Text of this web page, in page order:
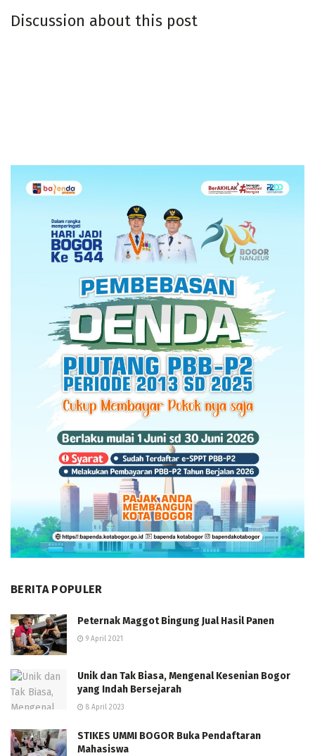
Discussion about this post
BERITA POPULER
Peternak Maggot Bingung Jual Hasil Panen
9 April 2021
Unik dan Tak Biasa, Mengenal Kesenian Bogor
yang Indah Bersejarah
8 April 2023
STIKES UMMI BOGOR Buka Pendaftaran
Mahasiswa